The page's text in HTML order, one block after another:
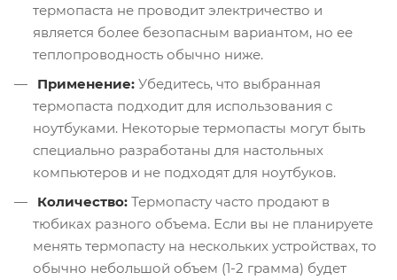
термопаста не проводит электричество и
является более безопасным вариантом, но ее
теплопроводность обычно ниже.
Применение: Убедитесь, что выбранная
термопаста подходит для использования с
ноутбуками. Некоторые термопасты могут быть
специально разработаны для настольных
компьютеров и не подходят для ноутбуков.
Количество: Термопасту часто продают в
тюбиках разного объема. Если вы не планируете
менять термопасту на нескольких устройствах, то
обычно небольшой объем (1-2 грамма) будет